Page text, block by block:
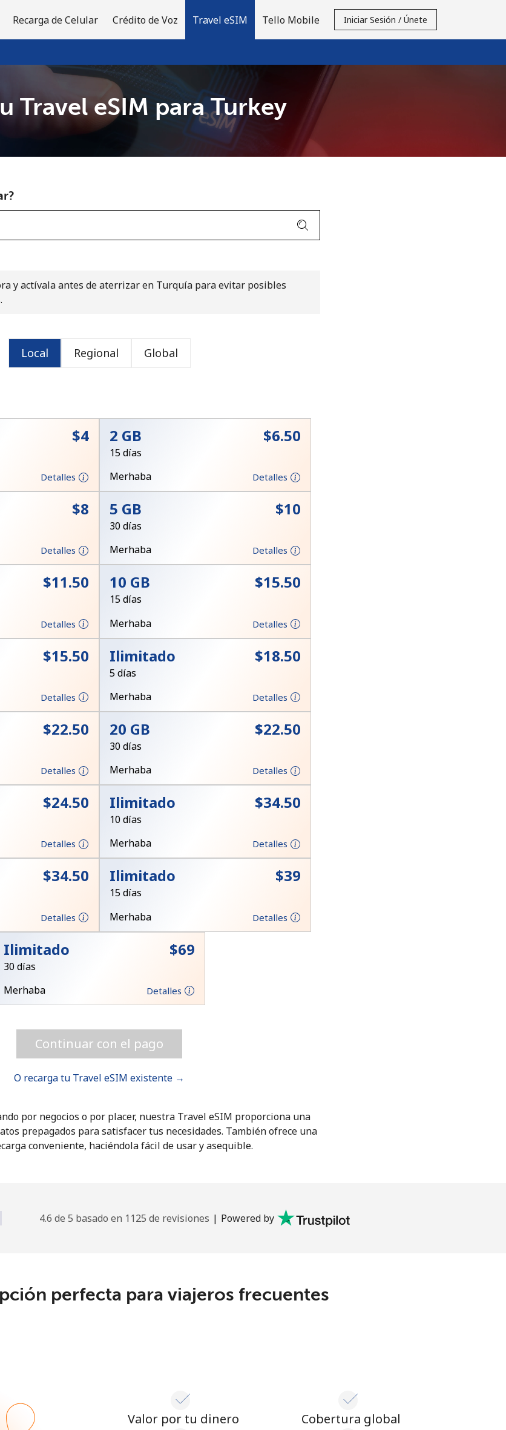
Recarga de Celular Crédito de Voz Travel eSIM Tello Mobile Iniciar Sesión / Únete
¡Bienvenido!
Inicia sesión →
o
No se ha creado una contraseña
8 caracteres
letra mayúscula y una minúscula
en contacto para recibir nuestras mejores
abrir una cuenta en este sitio web, estoy de
¡Hola!
REGÍSTRATE →
¿Olvidaste tu contraseña? →
Iniciar Sesión
Continuar con
Travel eSIM para Turkey
y actívala antes de aterrizar en Turquía para evitar posibles
Local Regional Global
⁦$4⁩
Detalles
2 GB ⁦$6.50⁩
15 días
Merhaba
Detalles
⁦$8⁩
Detalles
5 GB ⁦$10⁩
30 días
Merhaba
Detalles
⁦$11.50⁩
Detalles
10 GB ⁦$15.50⁩
15 días
Merhaba
Detalles
⁦$15.50⁩
Detalles
Ilimitado ⁦$18.50⁩
5 días
Merhaba
Detalles
⁦$22.50⁩
Detalles
20 GB ⁦$22.50⁩
30 días
Merhaba
Detalles
⁦$24.50⁩
Detalles
Ilimitado ⁦$34.50⁩
10 días
Merhaba
Detalles
⁦$34.50⁩
Detalles
Ilimitado ⁦$39⁩
15 días
Merhaba
Detalles
Ilimitado ⁦$69⁩
30 días
Merhaba
Detalles
Continuar con el pago
O recarga tu Travel eSIM existente →
por negocios o por placer, nuestra Travel eSIM proporciona una
prepagados para satisfacer tus necesidades. También ofrece una
conveniente, haciéndola fácil de usar y asequible.
4.6 de 5 basado en 1125 de revisiones | Powered by
perfecta para viajeros frecuentes
Valor por tu dinero Cobertura global